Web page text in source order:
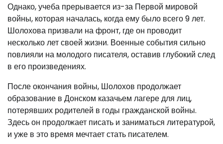
Однако, учеба прерывается из-за Первой мировой
войны, которая началась, когда ему было всего 9 лет.
Шолохова призвали на фронт, где он проводит
несколько лет своей жизни. Военные события сильно
повлияли на молодого писателя, оставив глубокий след
в его произведениях.
После окончания войны, Шолохов продолжает
образование в Донском казачьем лагере для лиц,
потерявших родителей в годы гражданской войны.
Здесь он продолжает писать и заниматься литературой,
и уже в это время мечтает стать писателем.